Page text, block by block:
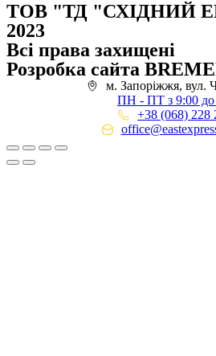
ТОВ "ТД "СХІДНИЙ
2023
Всі права захищені
Розробка сайта
м. Запоріжжя, вул.
ПН - ПТ з 9:00 до
+38 (068) 228